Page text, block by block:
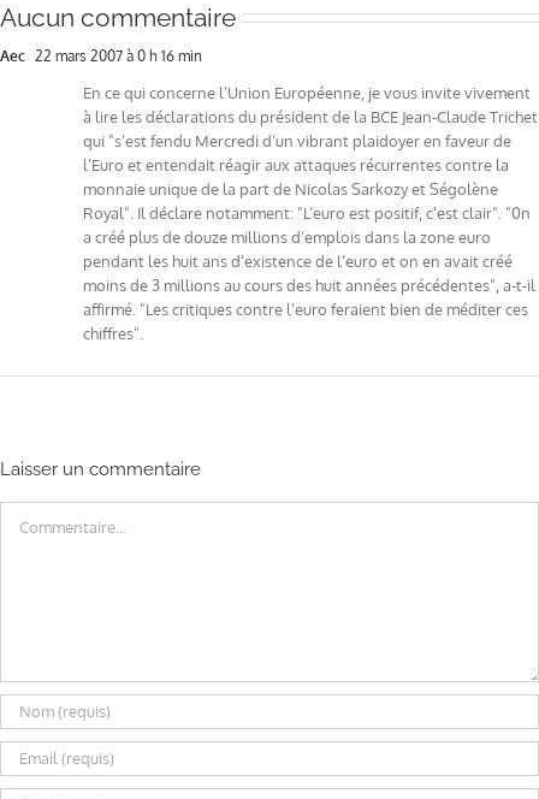
Aucun commentaire
Aec 22 mars 2007 à 0 h 16 min
En ce qui concerne l’Union Européenne, je vous invite vivement
à lire les déclarations du président de la BCE Jean-Claude Trichet
qui "s’est fendu Mercredi d’un vibrant plaidoyer en faveur de
l’Euro et entendait réagir aux attaques récurrentes contre la
monnaie unique de la part de Nicolas Sarkozy et Ségolène
Royal". Il déclare notamment: "L’euro est positif, c’est clair". "0n
a créé plus de douze millions d’emplois dans la zone euro
pendant les huit ans d’existence de l’euro et on en avait créé
moins de 3 millions au cours des huit années précédentes", a-t-il
affirmé. "Les critiques contre l’euro feraient bien de méditer ces
chiffres".
Laisser un commentaire